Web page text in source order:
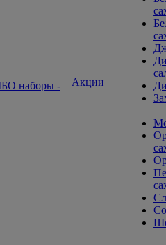
наборы -
Акции